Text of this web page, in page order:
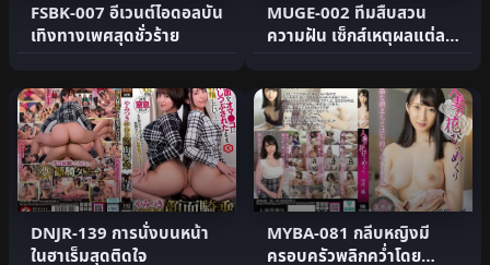
FSBK-007 อีเวนต์ไอดอลบัน
เทิงทางเพศสุดชั่วร้าย
MUGE-002 ทีมสืบสวน
ความฝัน เซ็กส์เหตุผลแต่ละ
คน
DNJR-139 การนั่งบนหน้า
ในฮาเร็มสุดติดใจ
MYBA-081 กลีบหญิงมี
ครอบครัวพลิกคว่ำโดย